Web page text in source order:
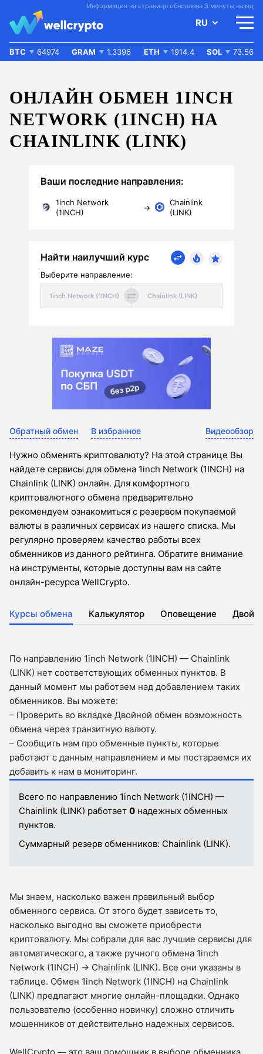
Информация на странице обновлена 3 минуты назад
RU
BTC 64974 GRAM 1.3396 ETH 1914.4 SOL 73.56
ОНЛАЙН ОБМЕН 1INCH
NETWORK (1INCH) НА
CHAINLINK (LINK)
Ваши последние направления:
1inch Network
(1INCH)
→
Chainlink
(LINK)
Найти наилучший курс
Выберите направление:
Обратный обмен В избранное Видеообзор
Нужно обменять криптовалюту? На этой странице Вы
найдете сервисы для обмена 1inch Network (1INCH) на
Chainlink (LINK) онлайн. Для комфортного
криптовалютного обмена предварительно
рекомендуем ознакомиться с резервом покупаемой
валюты в различных сервисах из нашего списка. Мы
регулярно проверяем качество работы всех
обменников из данного рейтинга. Обратите внимание
на инструменты, которые доступны вам на сайте
онлайн-ресурса WellCrypto.
Курсы обмена Калькулятор Оповещение
По направлению 1inch Network (1INCH) — Chainlink
(LINK) нет соответствующих обменных пунктов. В
данный момент мы работаем над добавлением таких
обменников. Вы можете:
– Проверить во вкладкe Двойной обмен возможность
обмена через транзитную валюту.
– Сообщить нам про обменные пункты, которые
работают с данным направлением и мы постараемся их
добавить к нам в мониторинг.
Всего по направлению 1inch Network (1INCH) —
Chainlink (LINK) работает 0 надежных обменных
пунктов.
Суммарный резерв обменников: Chainlink (LINK).
Мы знаем, насколько важен правильный выбор
обменного сервиса. От этого будет зависеть то,
насколько выгодно вы сможете приобрести
криптовалюту. Мы собрали для вас лучшие сервисы для
автоматического, а также ручного обмена 1inch
Network (1INCH) → Chainlink (LINK). Все они указаны в
таблице. Обмен 1inch Network (1INCH) на Chainlink
(LINK) предлагают многие онлайн-площадки. Однако
пользователю (особенно новичку) сложно отличить
мошенников от действительно надежных сервисов.